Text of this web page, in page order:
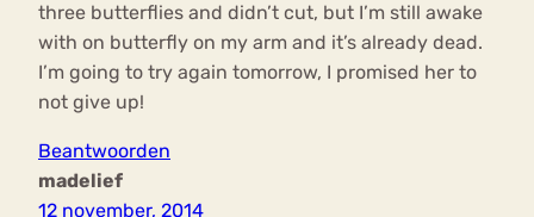
three butterflies and didn’t cut, but I’m still awake
with on butterfly on my arm and it’s already dead.
I’m going to try again tomorrow, I promised her to
not give up!
Beantwoorden
madelief
12 november, 2014